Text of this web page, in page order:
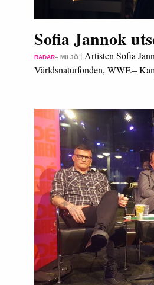
Sofia Jannok
RADAR– MILJÖ | Artisten Sofia
Världsnaturfonden, WWF.–